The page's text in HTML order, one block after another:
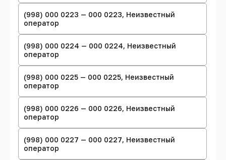
(998) 000 0223 — 000 0223, Неизвестный
оператор
(998) 000 0224 — 000 0224, Неизвестный
оператор
(998) 000 0225 — 000 0225, Неизвестный
оператор
(998) 000 0226 — 000 0226, Неизвестный
оператор
(998) 000 0227 — 000 0227, Неизвестный
оператор